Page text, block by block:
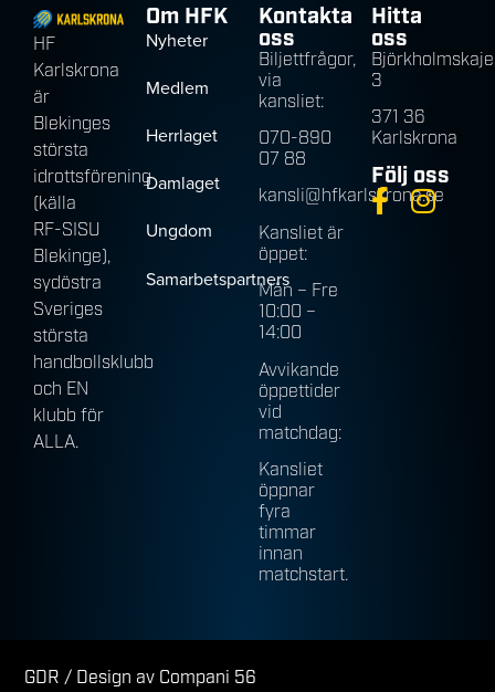
HF
Karlskrona
är
Blekinges
största
idrottsförening
(källa
RF-SISU
Blekinge),
sydöstra
Sveriges
största
handbollsklubb
och EN
klubb för
ALLA.
Om HFK
Nyheter
Medlem
Herrlaget
Damlaget
Ungdom
Samarbetspartners
Kontakta
oss
Biljettfrågor,
via
kansliet:
070-890
07 88
kansli@hfkarlskrona.se
Kansliet är
öppet:
Mån – Fre
10:00 –
14:00
Avvikande
öppettider
vid
matchdag:
Kansliet
öppnar
fyra
timmar
innan
matchstart.
Hitta
oss
3
371 36
Karlskrona
Följ oss
GDR / Design av Compani 56